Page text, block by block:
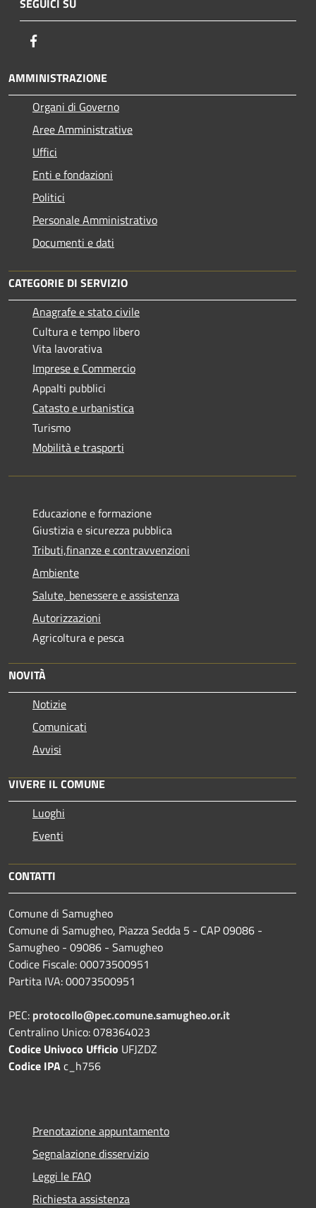
AMMINISTRAZIONE
Organi di Governo
Aree Amministrative
Uffici
Enti e fondazioni
Politici
Personale Amministrativo
Documenti e dati
CATEGORIE DI SERVIZIO
Anagrafe e stato civile
Cultura e tempo libero
Vita lavorativa
Imprese e Commercio
Appalti pubblici
Catasto e urbanistica
Turismo
Mobilità e trasporti
Educazione e formazione
Giustizia e sicurezza pubblica
Tributi,finanze e contravvenzioni
Ambiente
Salute, benessere e assistenza
Autorizzazioni
Agricoltura e pesca
NOVITÀ
Notizie
Comunicati
Avvisi
VIVERE IL COMUNE
Luoghi
Eventi
CONTATTI
Comune di Samugheo
Comune di Samugheo, Piazza Sedda 5 - CAP 09086 -
Samugheo - 09086 - Samugheo
Codice Fiscale: 00073500951
Partita IVA: 00073500951
PEC: protocollo@pec.comune.samugheo.or.it
Centralino Unico: 078364023
Codice Univoco Ufficio UFJZDZ
Codice IPAc_h756
Prenotazione appuntamento
Segnalazione disservizio
Leggi le FAQ
Richiesta assistenza